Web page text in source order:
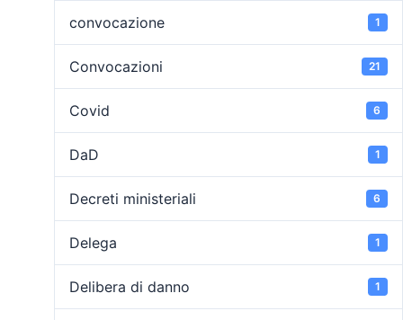
convocazione 1
Convocazioni 21
Covid 6
DaD 1
Decreti ministeriali 6
Delega 1
Delibera di danno 1